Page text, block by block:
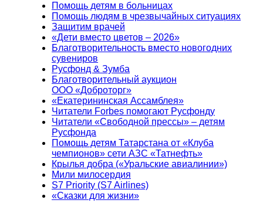
Помощь детям в больницах
Помощь людям в чрезвычайных ситуациях
Защитим врачей
«Дети вместо цветов – 2026»
Благотворительность вместо новогодних
сувениров
Русфонд & Зумба
Благотворительный аукцион
ООО «Доброторг»
«Екатерининская Ассамблея»
Читатели Forbes помогают Русфонду
Читатели «Свободной прессы» – детям
Русфонда
Помощь детям Татарстана от «Клуба
чемпионов» сети АЗС «Татнефть»
Крылья добра («Уральские авиалинии»)
Мили милосердия
S7 Priority (S7 Airlines)
«Сказки для жизни»